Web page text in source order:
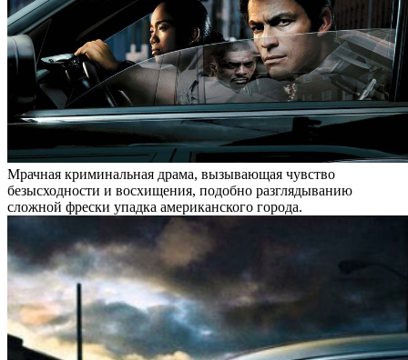
Мрачная криминальная драма, вызывающая чувство
безысходности и восхищения, подобно разглядыванию
сложной фрески упадка американского города.